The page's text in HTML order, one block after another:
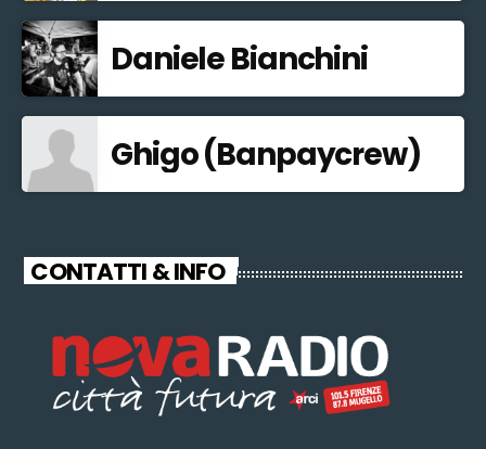
Daniele Bianchini
Ghigo (Banpaycrew)
CONTATTI & INFO